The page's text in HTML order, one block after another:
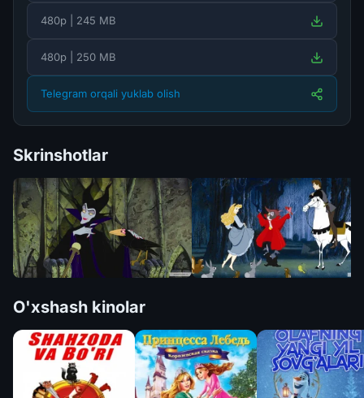
480p | 245 MB
480p | 250 MB
Telegram orqali yuklab olish
Skrinshotlar
O'xshash kinolar